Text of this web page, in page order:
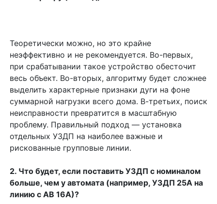
Теоретически можно, но это крайне
неэффективно и не рекомендуется. Во-первых,
при срабатывании такое устройство обесточит
весь объект. Во-вторых, алгоритму будет сложнее
выделить характерные признаки дуги на фоне
суммарной нагрузки всего дома. В-третьих, поиск
неисправности превратится в масштабную
проблему. Правильный подход — установка
отдельных УЗДП на наиболее важные и
рискованные групповые линии.
2. Что будет, если поставить УЗДП с номиналом
больше, чем у автомата (например, УЗДП 25А на
линию с АВ 16А)?